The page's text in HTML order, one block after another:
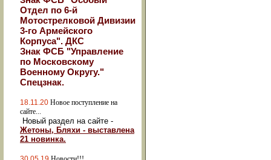
Отдел по 6-й
Мотострелковой Дивизии
3-го Армейского
Корпуса". ДКС
Знак ФСБ "Управление
по Московскому
Военному Округу."
Спецзнак.
18.11.20 Новое поступление на
сайте...
Новый раздел на сайте -
Жетоны, Бляхи - выставлена
21 новинка.